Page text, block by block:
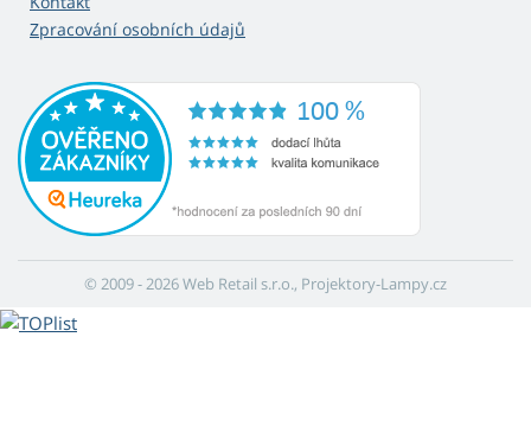
Zpracování osobních údajů
© 2009 - 2026 Web Retail s.r.o., Projektory-Lampy.cz